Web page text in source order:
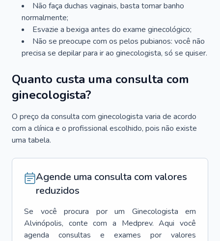
Não faça duchas vaginais, basta tomar banho
normalmente;
Esvazie a bexiga antes do exame ginecológico;
Não se preocupe com os pelos pubianos: você não
precisa se depilar para ir ao ginecologista, só se quiser.
Quanto custa uma consulta com
ginecologista?
O preço da consulta com ginecologista varia de acordo
com a clínica e o profissional escolhido, pois não existe
uma tabela.
Agende uma consulta com valores
reduzidos
Se você procura por um Ginecologista
em
Alvinópolis, conte com a Medprev. Aqui você
agenda consultas e exames por valores